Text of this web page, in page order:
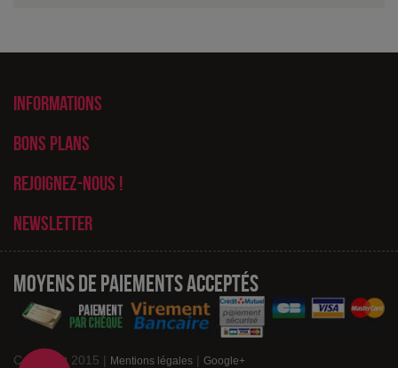
Informations
Bons plans
Rejoignez-nous !
Newsletter
Moyens de paiements acceptés
Copyright 2015 | Mentions légales | Google+